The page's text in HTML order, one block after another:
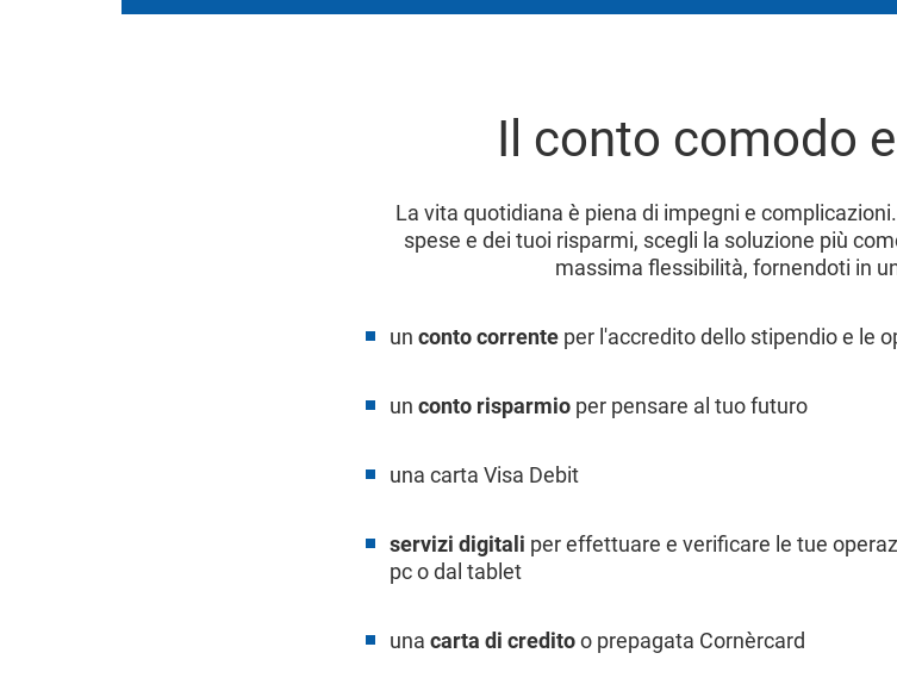
Il conto comodo
La vita quotidiana è piena di impegni e
spese e dei tuoi risparmi, scegli la soluzione più
massima flessibilità, fornendoti in
un conto corrente per l'accredito dello stipendio e le
un conto risparmio per pensare al tuo futuro
una carta Visa Debit
servizi digitali per effettuare e verificare le tue
pc o dal tablet
una carta di creditoo prepagata Cornèrcard